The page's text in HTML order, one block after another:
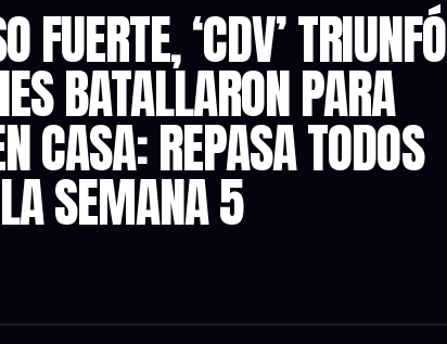
FUERTE, ‘CDV’ TRIUNFÓ
BATALLARON PARA
CASA: REPASA TODOS
SEMANA 5